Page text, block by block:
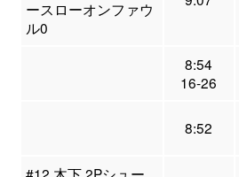
ースローオンファウ
ル0
8:54
16-26
8:52